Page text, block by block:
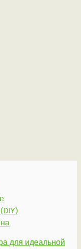
для идеальной